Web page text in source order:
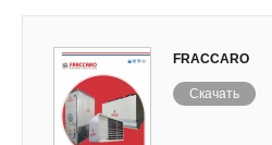
FRACCARO
Скачать